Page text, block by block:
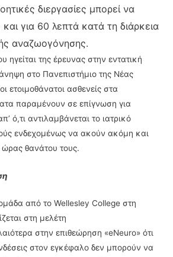
διεργασίες μπορεί να
για 60 λεπτά κατά τη διάρκεια
αναζωογόνησης.
της έρευνας στην εντατική
στο Πανεπιστήμιο της Νέας
ετοιμοθάνατοι ασθενείς στα
παραμένουν σε επίγνωση για
ό,τι αντιλαμβάνεται το ιατρικό
ενδεχομένως να ακούν ακόμη και
θανάτου τους.
από το Wellesley College στη
στη μελέτη
στην επιθεώρηση «eNeuro» ότι
στον εγκέφαλο δεν μπορούν να